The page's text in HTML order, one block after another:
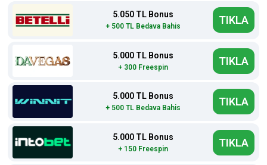
5.050 TL Bonus
+ 500 TL Bedava Bahis TIKLA
5.000 TL Bonus
+ 300 Freespin TIKLA
5.000 TL Bonus
+ 500 TL Bedava Bahis TIKLA
5.000 TL Bonus
+ 150 Freespin TIKLA